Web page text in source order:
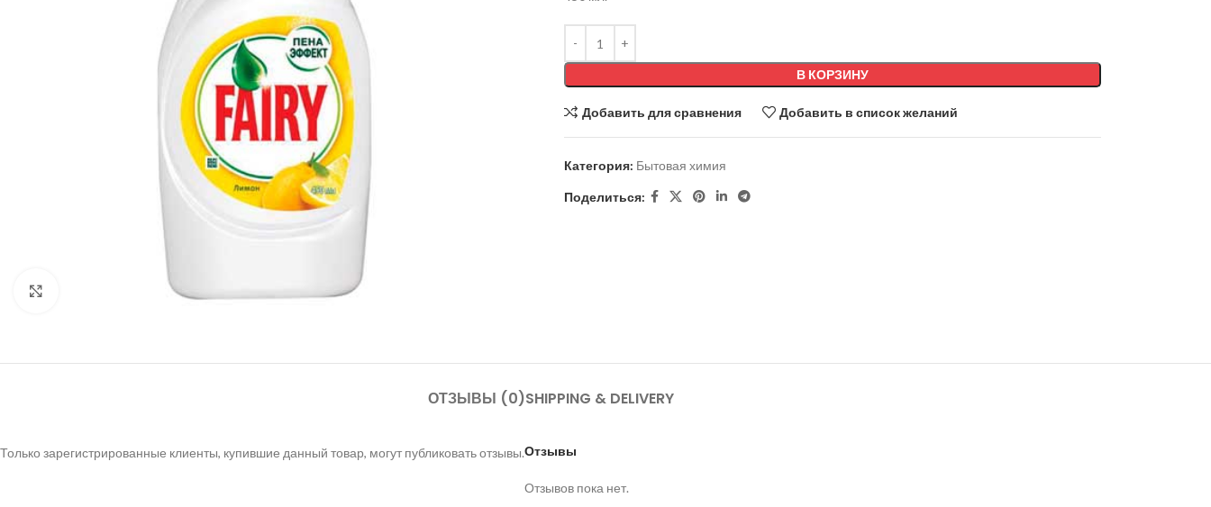
Нажмите, чтобы увеличить
В КОРЗИНУ
Добавить для сравнения Добавить в список желаний
Категория: Бытовая химия
Поделиться:
ОТЗЫВЫ (0)SHIPPING & DELIVERY
Отзывы
Отзывов пока нет.
Только зарегистрированные клиенты, купившие данный товар, могут публиковать отзывы.